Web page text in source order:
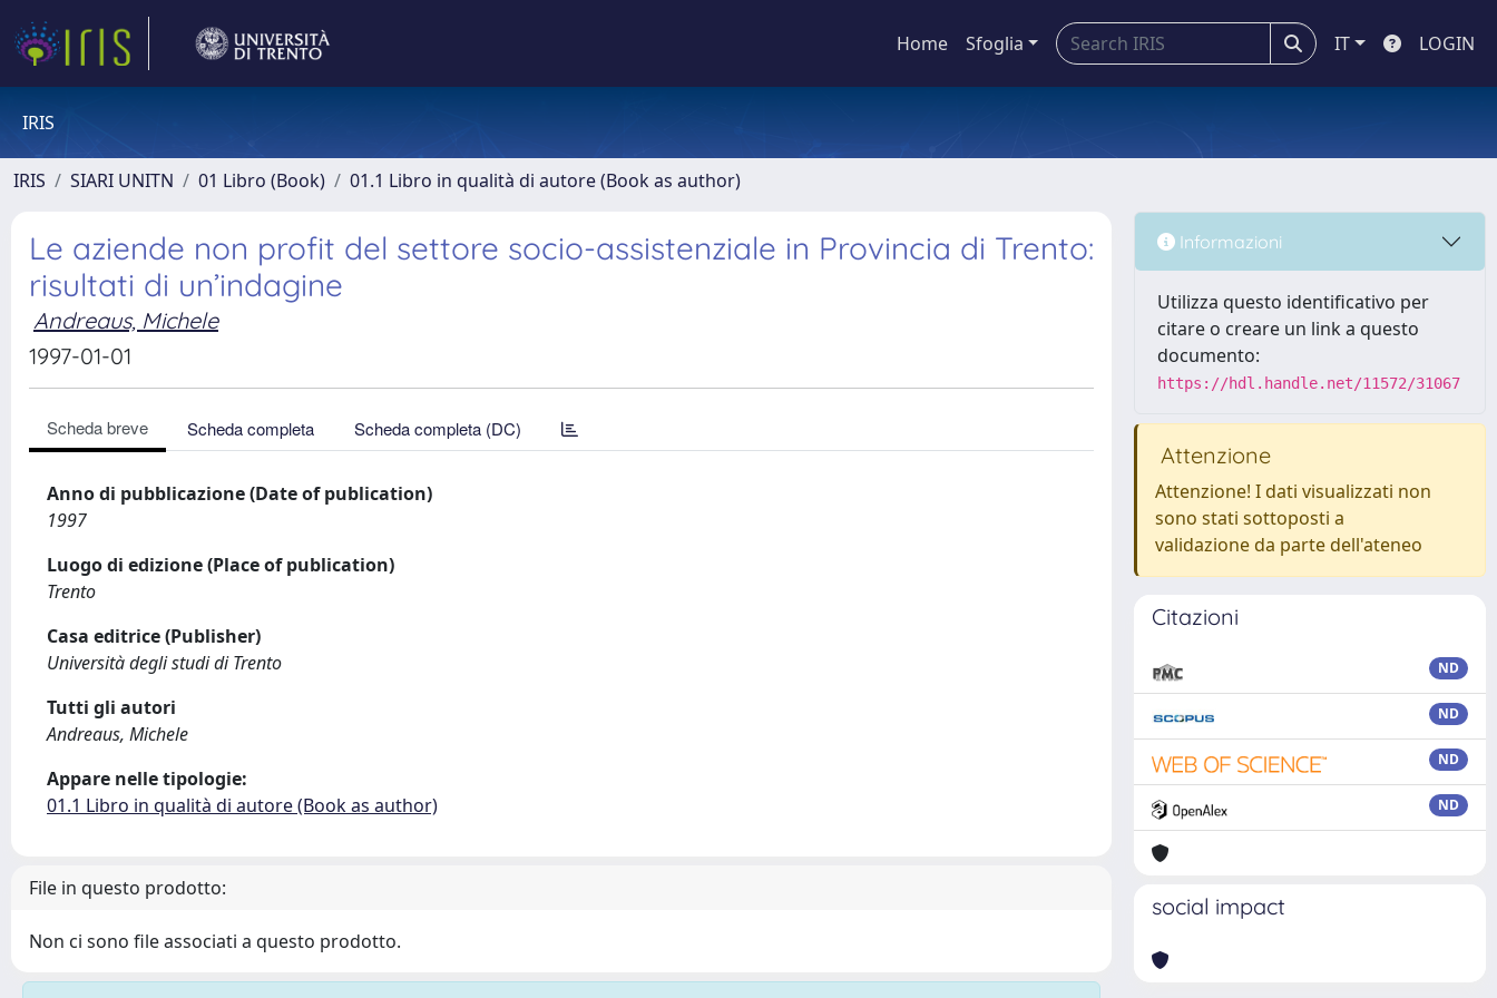
Home Sfoglia IT LOGIN
IRIS
IRIS SIARI UNITN 01 Libro (Book) 01.1 Libro in qualità di autore (Book as author)
Le aziende non profit del settore socio-assistenziale in Provincia di Trento:
risultati di un’indagine
Andreaus, Michele
1997-01-01
Scheda breve Scheda completa Scheda completa (DC)
Anno di pubblicazione (Date of publication)
1997
Luogo di edizione (Place of publication)
Trento
Casa editrice (Publisher)
Università degli studi di Trento
Tutti gli autori
Andreaus, Michele
Appare nelle tipologie:
01.1 Libro in qualità di autore (Book as author)
File in questo prodotto:
Non ci sono file associati a questo prodotto.
Informazioni
Utilizza questo identificativo per
citare o creare un link a questo
documento:
https://hdl.handle.net/11572/31067
Attenzione
Attenzione! I dati visualizzati non
sono stati sottoposti a
validazione da parte dell'ateneo
Citazioni
ND
ND
ND
ND
social impact